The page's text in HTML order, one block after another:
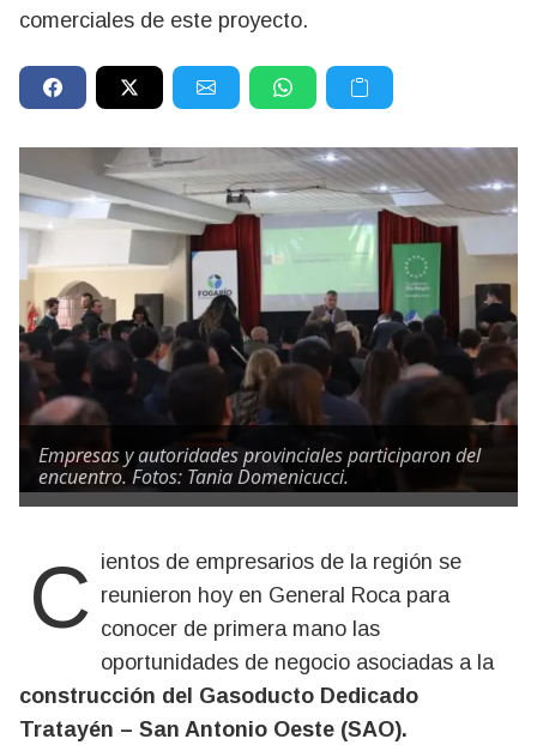
comerciales de este proyecto.
Empresas y autoridades provinciales participaron del
encuentro. Fotos: Tania Domenicucci.
Cientos de empresarios de la región se reunieron hoy en General Roca para
conocer de primera mano las
oportunidades de negocio asociadas a la
construcción del Gasoducto Dedicado
Tratayén – San Antonio Oeste (SAO).